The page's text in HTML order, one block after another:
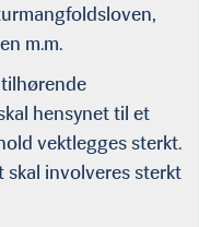
m.m.
hensynet til et
vektlegges sterkt.
involveres sterkt